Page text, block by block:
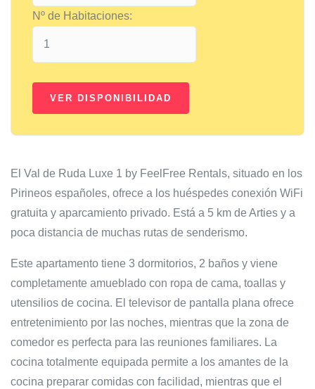
Nº de Habitaciones:
El Val de Ruda Luxe 1 by FeelFree Rentals, situado en los
Pirineos españoles, ofrece a los huéspedes conexión WiFi
gratuita y aparcamiento privado. Está a 5 km de Arties y a
poca distancia de muchas rutas de senderismo.
Este apartamento tiene 3 dormitorios, 2 baños y viene
completamente amueblado con ropa de cama, toallas y
utensilios de cocina. El televisor de pantalla plana ofrece
entretenimiento por las noches, mientras que la zona de
comedor es perfecta para las reuniones familiares. La
cocina totalmente equipada permite a los amantes de la
cocina preparar comidas con facilidad, mientras que el